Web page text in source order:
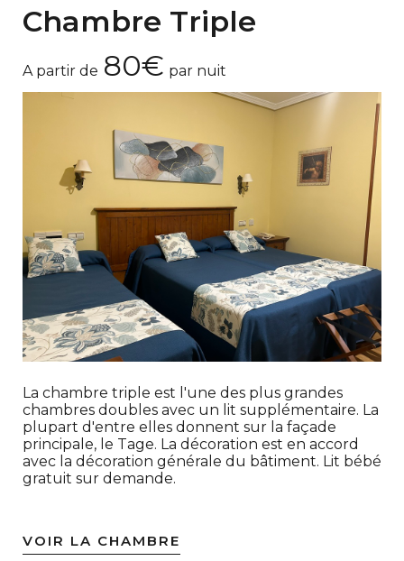
Chambre Triple
A partir de 80€ par nuit
La chambre triple est l'une des plus grandes
chambres doubles avec un lit supplémentaire. La
plupart d'entre elles donnent sur la façade
principale, le Tage. La décoration est en accord
avec la décoration générale du bâtiment. Lit bébé
gratuit sur demande.
VOIR LA CHAMBRE